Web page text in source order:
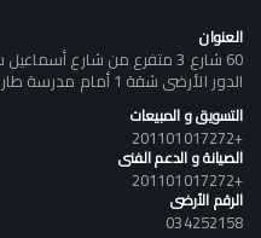
العنوان
60 شارع 3 متفرع من شارع
الدور الأرضى شقة 1 أمام مدرسة طارق ابن زياد , سموحة , الأسكندرية
التسويق و المبيعات
+201101017272
الصيانة و الدعم الفنى
+201101017272
الرقم الأرضى
034252158